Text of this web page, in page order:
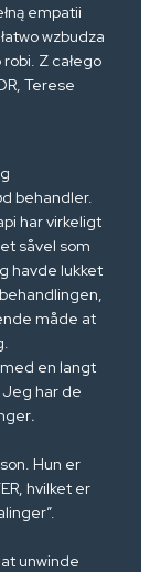
empatii
wzbudza
Z całego
Terese
behandler.
har virkeligt
såvel som
havde lukket
måde at
en langt
har de
.
Hun er
hvilket er
unwinde